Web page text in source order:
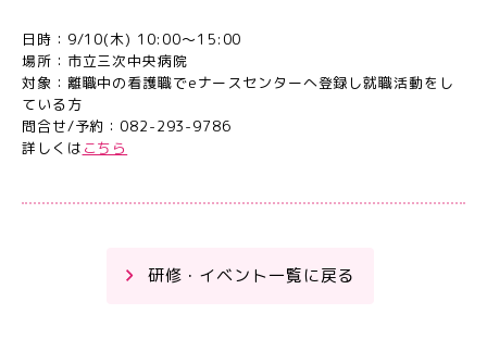
日時：9/10(木) 10:00～15:00
場所：市立三次中央病院
対象：離職中の看護職でeナースセンターへ登録し就職活動をし
ている方
問合せ/予約：082-293-9786
詳しくは こちら
研修・イベント一覧に戻る